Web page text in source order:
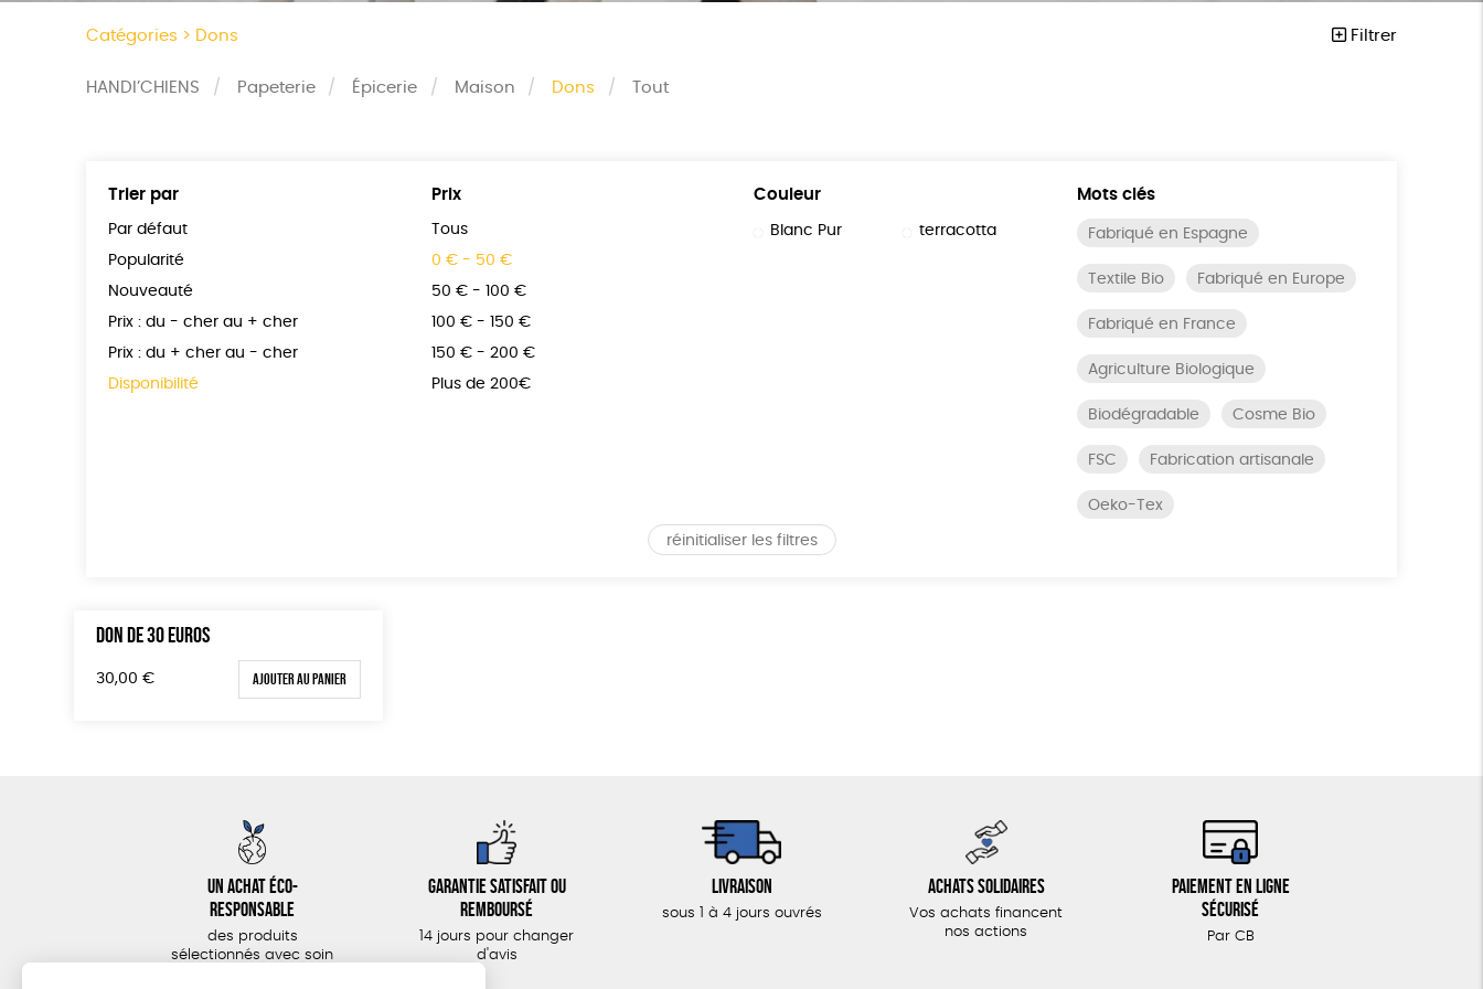
Catégories > Dons Filtrer
HANDI’CHIENS Papeterie Épicerie Maison Dons Tout
Trier par
Par défaut
Popularité
Nouveauté
Prix : du - cher au + cher
Prix : du + cher au - cher
Disponibilité
Prix
Tous
0 € - 50 €
50 € - 100 €
100 € - 150 €
150 € - 200 €
Plus de 200€
Couleur
Blanc Pur terracotta
Mots clés
Fabriqué en Espagne
Textile Bio Fabriqué en Europe
Fabriqué en France
Agriculture Biologique
Biodégradable Cosme Bio
FSC Fabrication artisanale
Oeko-Tex
réinitialiser les filtres
DON DE 30 EUROS
30,00 € Ajouter au panier
Un achat éco-
responsable
des produits
sélectionnés avec soin
Garantie satisfait ou
remboursé
14 jours pour changer
d'avis
Livraison
sous 1 à 4 jours ouvrés
Achats solidaires
Vos achats financent
nos actions
Paiement en ligne
sécurisé
Par CB